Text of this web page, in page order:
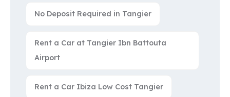
No Deposit Required in Tangier
Rent a Car at Tangier Ibn Battouta
Airport
Rent a Car Ibiza Low Cost Tangier